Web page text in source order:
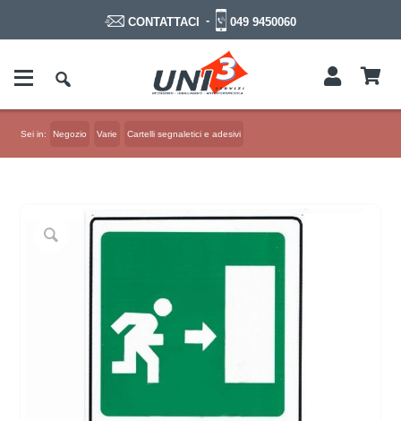
CONTATTACI - 049 9450060
Sei in: Negozio Varie Cartelli segnaletici e adesivi